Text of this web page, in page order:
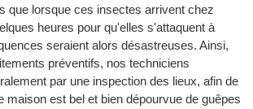
que lorsque ces insectes arrivent chez
heures pour qu'elles s'attaquent à
seraient alors désastreuses. Ainsi,
préventifs, nos techniciens
par une inspection des lieux, afin de
maison est bel et bien dépourvue de guêpes